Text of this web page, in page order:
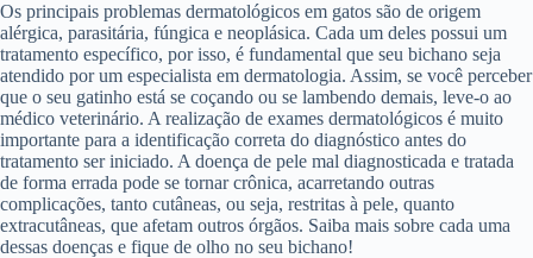
Os principais problemas dermatológicos em gatos são de origem
alérgica, parasitária, fúngica e neoplásica. Cada um deles possui um
tratamento específico, por isso, é fundamental que seu bichano seja
atendido por um especialista em dermatologia. Assim, se você perceber
que o seu gatinho está se coçando ou se lambendo demais, leve-o ao
médico veterinário. A realização de exames dermatológicos é muito
importante para a identificação correta do diagnóstico antes do
tratamento ser iniciado. A doença de pele mal diagnosticada e tratada
de forma errada pode se tornar crônica, acarretando outras
complicações, tanto cutâneas, ou seja, restritas à pele, quanto
extracutâneas, que afetam outros órgãos. Saiba mais sobre cada uma
dessas doenças e fique de olho no seu bichano!